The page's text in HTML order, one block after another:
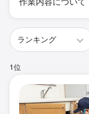
1位